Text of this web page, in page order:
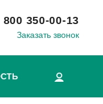
800 350-00-13
Заказать звонок